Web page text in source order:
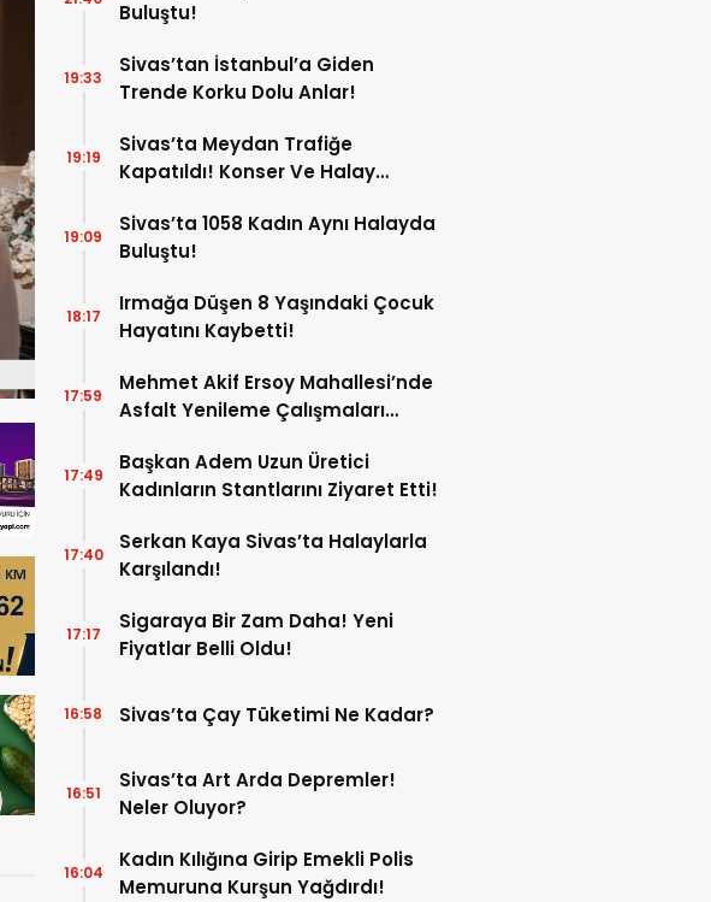
Buluştu!
Sivas’tan İstanbul’a Giden
Trende Korku Dolu Anlar!
19:33
Sivas’ta Meydan Trafiğe
Kapatıldı! Konser Ve Halay
19:19
Sivas’ta 1058 Kadın Aynı Halayda
Buluştu!
19:09
Irmağa Düşen 8 Yaşındaki Çocuk
Hayatını Kaybetti!
18:17
Mehmet Akif Ersoy Mahallesi’nde
Asfalt Yenileme Çalışmaları
17:59
Başkan Adem Uzun Üretici
Kadınların Stantlarını Ziyaret Etti!
17:49
Serkan Kaya Sivas’ta Halaylarla
Karşılandı!
17:40
Sigaraya Bir Zam Daha! Yeni
Fiyatlar Belli Oldu!
17:17
Sivas’ta Çay Tüketimi Ne Kadar?
16:58
Sivas’ta Art Arda Depremler!
Neler Oluyor?
16:51
Kadın Kılığına Girip Emekli Polis
Memuruna Kurşun Yağdırdı!
16:04